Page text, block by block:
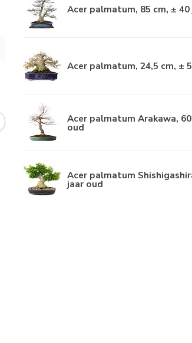
Acer palmatum, 85 cm, ±
Acer palmatum, 24,5 cm, ±
Acer palmatum Arakawa,
oud
Acer palmatum
jaar oud